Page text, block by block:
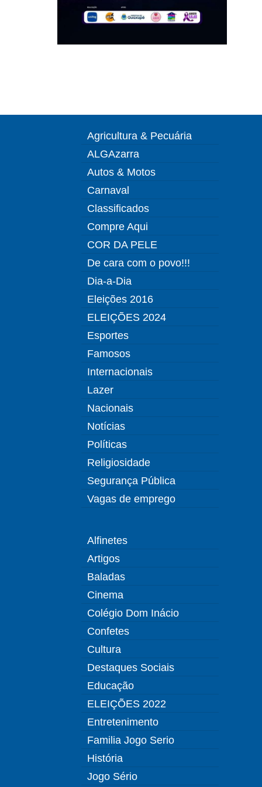
Agricultura & Pecuária
ALGAzarra
Autos & Motos
Carnaval
Classificados
Compre Aqui
COR DA PELE
De cara com o povo!!!
Dia-a-Dia
Eleições 2016
ELEIÇÕES 2024
Esportes
Famosos
Internacionais
Lazer
Nacionais
Notícias
Políticas
Religiosidade
Segurança Pública
Vagas de emprego
Alfinetes
Artigos
Baladas
Cinema
Colégio Dom Inácio
Confetes
Cultura
Destaques Sociais
Educação
ELEIÇÕES 2022
Entretenimento
Familia Jogo Serio
História
Jogo Sério